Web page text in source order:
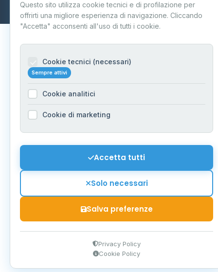
Aggiornamento quotidiano
Questo sito utilizza cookie tecnici e di profilazione per
offrirti una migliore esperienza di navigazione. Cliccando
"Accetta" acconsenti all'uso di tutti i cookie.
Cookie tecnici (necessari)
Sempre attivi
Cookie analitici
Cookie di marketing
Accetta tutti
Solo necessari
Salva preferenze
Privacy Policy
Cookie Policy